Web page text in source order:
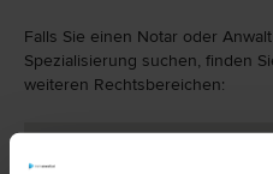
Falls Sie einen Notar oder
Spezialisierung suchen, finden
weiteren Rechtsbereichen: